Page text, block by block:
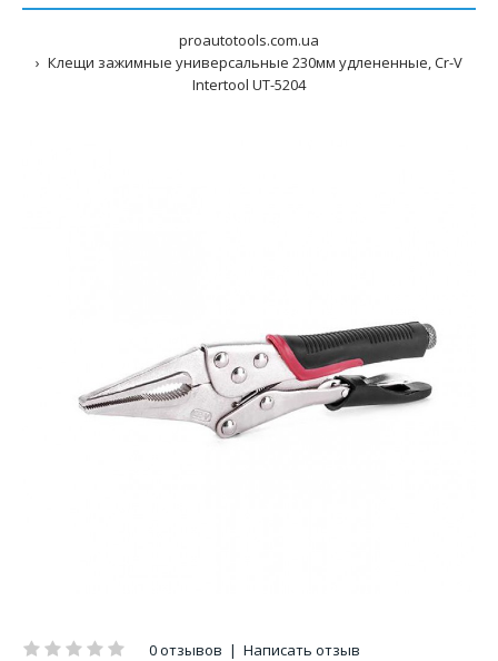
proautotools.com.ua
Клещи зажимные универсальные 230мм удлененные, Cr-V
Intertool UT-5204
0 отзывов | Написать отзыв